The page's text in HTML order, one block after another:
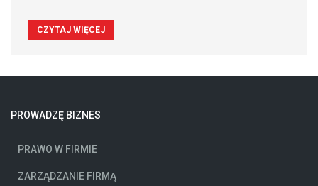
CZYTAJ WIĘCEJ
PROWADZĘ BIZNES
PRAWO W FIRMIE
ZARZĄDZANIE FIRMĄ